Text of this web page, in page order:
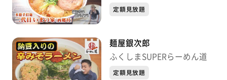
定額見放題
麺屋銀次郎
ふくしまSUPERらーめん道
定額見放題